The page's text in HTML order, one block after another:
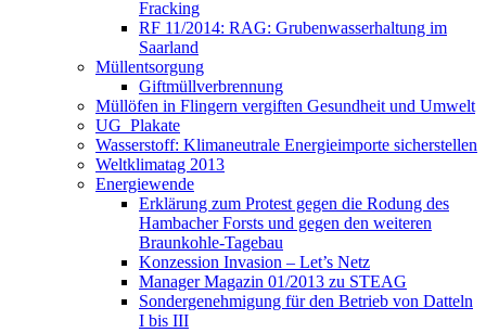
Fracking
RF 11/2014: RAG: Grubenwasserhaltung im
Saarland
Müllentsorgung
Giftmüllverbrennung
Müllöfen in Flingern vergiften Gesundheit und Umwelt
UG_Plakate
Wasserstoff: Klimaneutrale Energieimporte sicherstellen
Weltklimatag 2013
Energiewende
Erklärung zum Protest gegen die Rodung des
Hambacher Forsts und gegen den weiteren
Braunkohle-Tagebau
Konzession Invasion – Let’s Netz
Manager Magazin 01/2013 zu STEAG
Sondergenehmigung für den Betrieb von Datteln
I bis III